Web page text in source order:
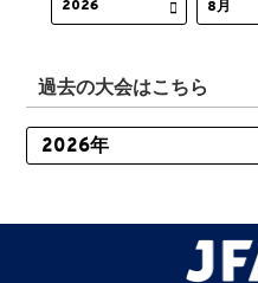
過去の大会はこちら